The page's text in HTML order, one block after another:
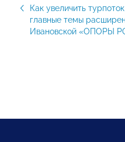
Как увеличить
главные темы
Ивановской «ОПОРЫ